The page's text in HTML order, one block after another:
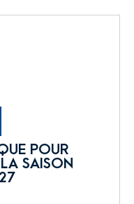
POUR
LA SAISON